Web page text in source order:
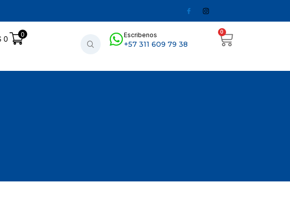
0
0 Escribenos
+57 311 609 79 38
0